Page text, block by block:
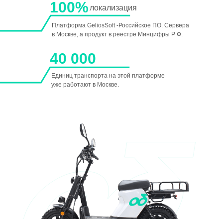
100% локализация
Платформа GeliosSoft -Российское ПО. Сервера
в Москве, а продукт в реестре Минцифры Р Ф.
40 000
Единиц транспорта на этой платформе
уже работают в Москве.